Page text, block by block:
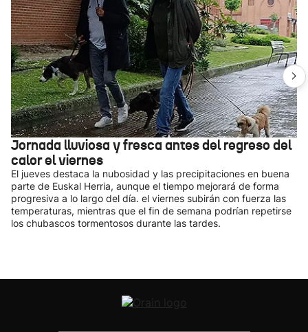
Jornada lluviosa y fresca antes del regreso del
calor el viernes
El jueves destaca la nubosidad y las precipitaciones en buena
parte de Euskal Herria, aunque el tiempo mejorará de forma
progresiva a lo largo del día. el viernes subirán con fuerza las
temperaturas, mientras que el fin de semana podrían repetirse
los chubascos tormentosos durante las tardes.